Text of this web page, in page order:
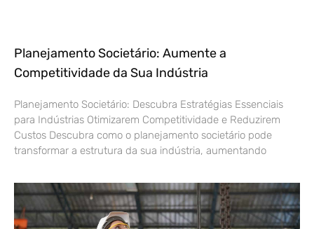
Planejamento Societário: Aumente a
Competitividade da Sua Indústria
Planejamento Societário: Descubra Estratégias Essenciais
para Indústrias Otimizarem Competitividade e Reduzirem
Custos Descubra como o planejamento societário pode
transformar a estrutura da sua indústria, aumentando